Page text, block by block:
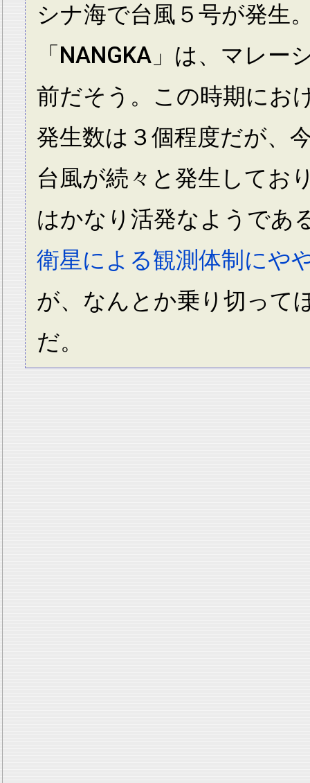
シナ海で台風５号が発生
「NANGKA」は、マレー
前だそう。この時期にお
発生数は３個程度だが、
台風が続々と発生してお
はかなり活発なようであ
衛星による観測体制にや
が、なんとか乗り切って
だ。